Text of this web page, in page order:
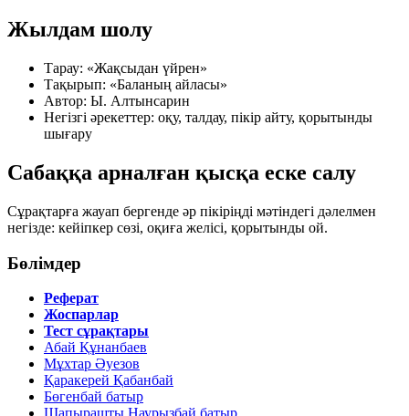
Жылдам шолу
Тарау: «Жақсыдан үйрен»
Тақырып: «Баланың айласы»
Автор: Ы. Алтынсарин
Негізгі әрекеттер: оқу, талдау, пікір айту, қорытынды
шығару
Сабаққа арналған қысқа еске салу
Сұрақтарға жауап бергенде әр пікіріңді мәтіндегі дәлелмен
негізде: кейіпкер сөзі, оқиға желісі, қорытынды ой.
Бөлімдер
Реферат
Жоспарлар
Тест сұрақтары
Абай Құнанбаев
Мұхтар Әуезов
Қаракерей Қабанбай
Бөгенбай батыр